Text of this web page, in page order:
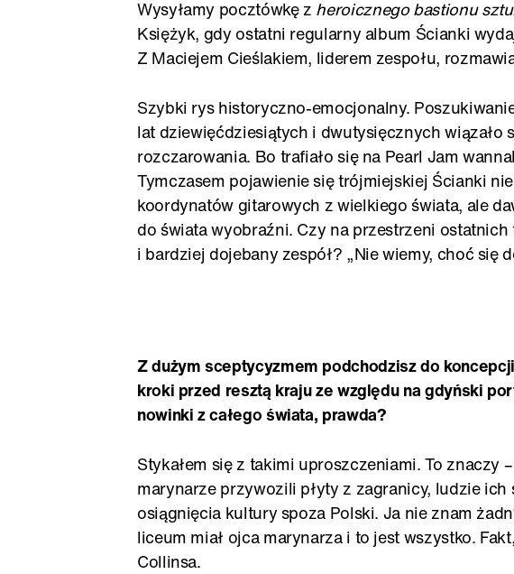
Wysyłamy pocztówkę z heroicznego bastionu
Księżyk, gdy ostatni regularny album Ścianki
Z Maciejem Cieślakiem, liderem zespołu,
Szybki rys historyczno-emocjonalny.
lat dziewięćdziesiątych i dwutysięcznych wiązało
rozczarowania. Bo trafiało się na Pearl Jam
Tymczasem pojawienie się trójmiejskiej Ścianki
koordynatów gitarowych z wielkiego świata, ale
do świata wyobraźni. Czy na przestrzeni
i bardziej dojebany zespół? „Nie wiemy, choć się
Z dużym sceptycyzmem podchodziszdo
kroki przed resztą kraju ze względu na gdyński
nowinki z całego świata, prawda?
Stykałem się z takimi uproszczeniami. To znaczy
marynarze przywozili płyty z zagranicy, ludzie ich
osiągnięcia kultury spoza Polski. Ja nie znam
liceum miał ojca marynarza i to jest wszystko.
Collinsa.